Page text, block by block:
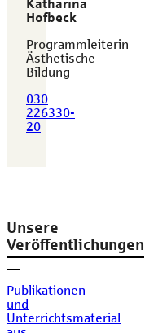
Katharina
Hofbeck
Programmleiterin
Ästhetische
Bildung
030
226330-
20
Unsere
Veröffentlichungen
Publikationen
und
Unterrichtsmaterial